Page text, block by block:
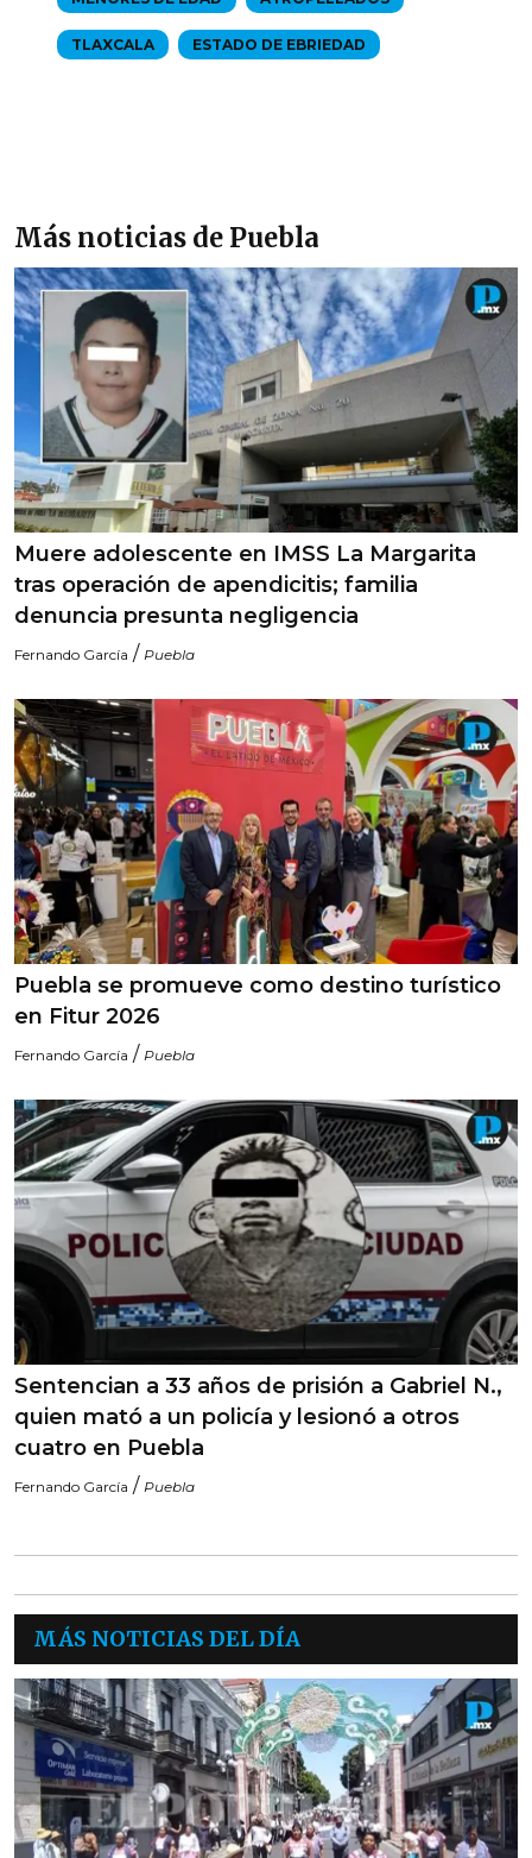
TLAXCALA ESTADO DE EBRIEDAD
Más noticias de Puebla
Muere adolescente en IMSS La Margarita
tras operación de apendicitis; familia
denuncia presunta negligencia
Fernando García / Puebla
Puebla se promueve como destino turístico
en Fitur 2026
Fernando García / Puebla
Sentencian a 33 años de prisión a Gabriel N.,
quien mató a un policía y lesionó a otros
cuatro en Puebla
Fernando García / Puebla
MÁS NOTICIAS DEL DÍA